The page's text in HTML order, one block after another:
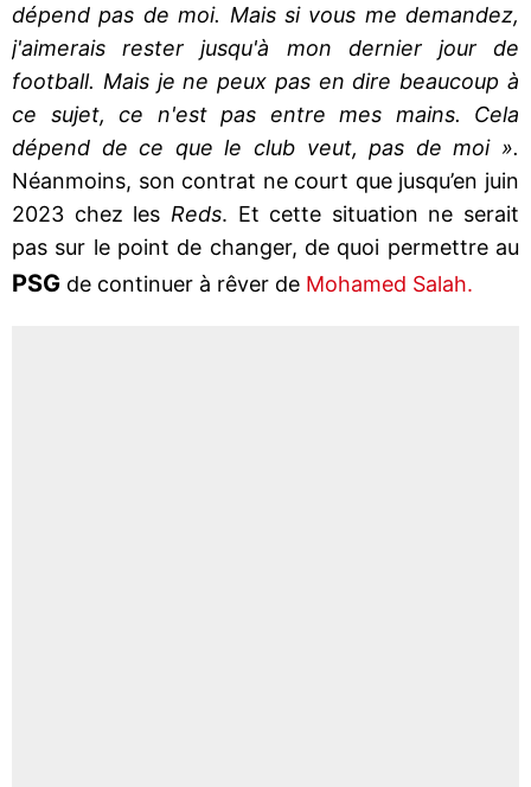
dépend pas de moi. Mais si vous me demandez,
j'aimerais rester jusqu'à mon dernier jour de
football. Mais je ne peux pas en dire beaucoup à
ce sujet, ce n'est pas entre mes mains. Cela
dépend de ce que le club veut, pas de moi ».
Néanmoins, son contrat ne court que jusqu’en juin
2023 chez les Reds. Et cette situation ne serait
pas sur le point de changer, de quoi permettre au
PSG de continuer à rêver de Mohamed Salah.